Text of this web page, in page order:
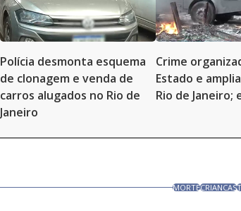
Polícia desmonta esquema
de clonagem e venda de
carros alugados no Rio de
Janeiro
Crime
Estado e
Rio de Janeiro;
MORTECRIANCAS